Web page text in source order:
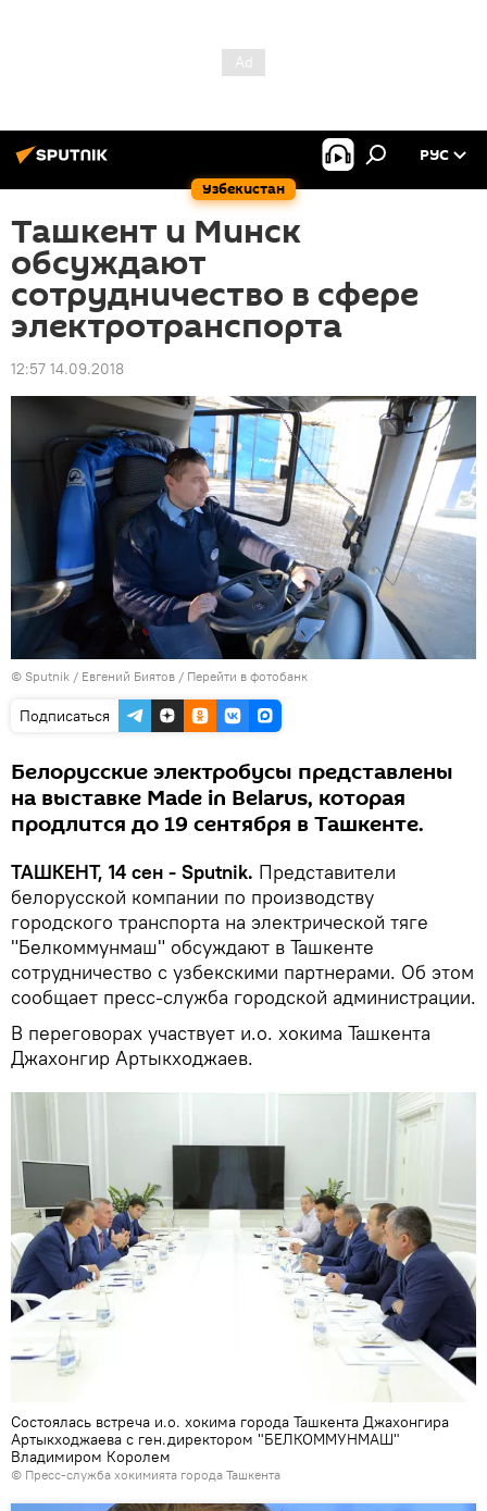
Узбекистан
РУС
Ташкент и Минск
обсуждают
сотрудничество в сфере
электротранспорта
12:57 14.09.2018
© Sputnik / Евгений Биятов / Перейти в фотобанк
Подписаться
Белорусские электробусы представлены
на выставке Made in Belarus, которая
продлится до 19 сентября в Ташкенте.
ТАШКЕНТ, 14 сен - Sputnik. Представители
белорусской компании по производству
городского транспорта на электрической тяге
"Белкоммунмаш" обсуждают в Ташкенте
сотрудничество с узбекскими партнерами. Об этом
сообщает пресс-служба городской администрации.
В переговорах участвует и.о. хокима Ташкента
Джахонгир Артыкходжаев.
Состоялась встреча и.о. хокима города Ташкента Джахонгира
Артыкходжаева с ген.директором "БЕЛКОММУНМАШ"
Владимиром Королем
© Пресс-служба хокимията города Ташкента